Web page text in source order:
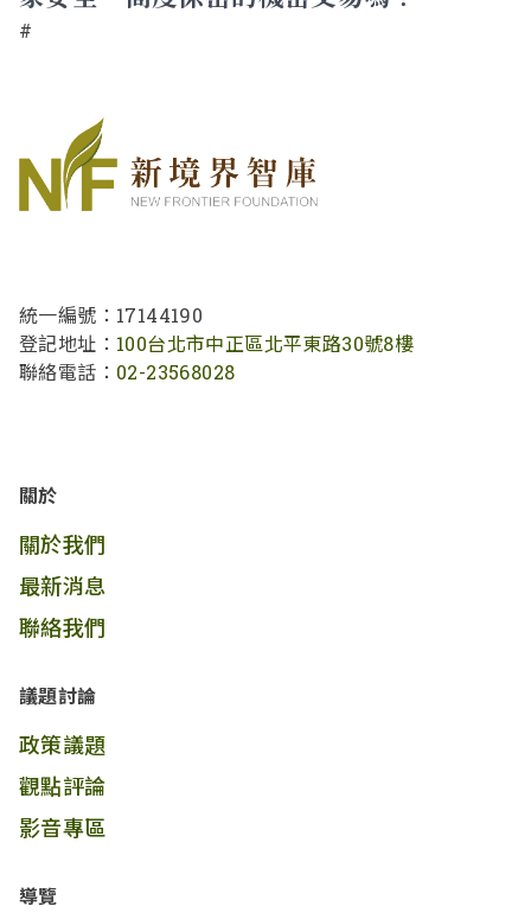
#
統一編號：17144190
登記地址： 100台北市中正區北平東路30號8樓
聯絡電話： 02-23568028
關於
關於我們
最新消息
聯絡我們
議題討論
政策議題
觀點評論
影音專區
導覽